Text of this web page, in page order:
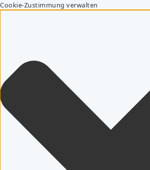
Cookie-Zustimmung verwalten